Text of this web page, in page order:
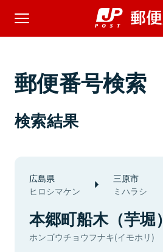
郵便番号検索
検索結果
広島県
ヒロシマケン
三原市
ミハラシ
本郷町船木（芋堀）
ホンゴウチョウフナキ(イモホリ)